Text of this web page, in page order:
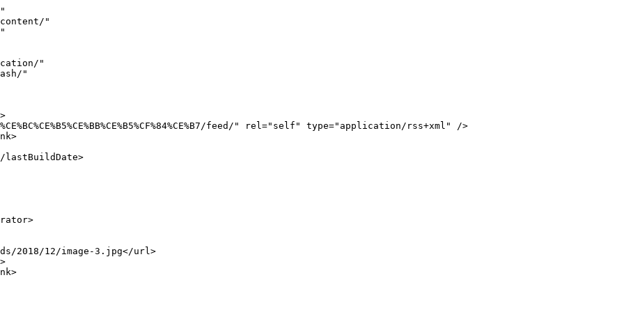
giorgos-e1779963530521.jpg" alt="" width="300" height="192" /><img decoding="async" cl